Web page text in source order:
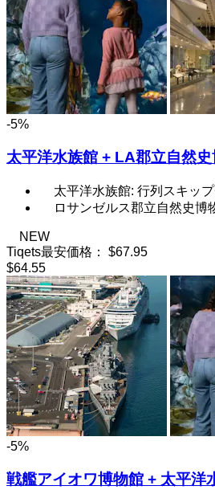
-5%
太平洋水族館 + LA郡立自然
太平洋水族館: 行列スキッ
ロサンゼルス郡立自然史博
NEW
Tiqets最安価格：
$67.95
$64.55
-5%
戦艦アイオワ博物館 + 太平洋